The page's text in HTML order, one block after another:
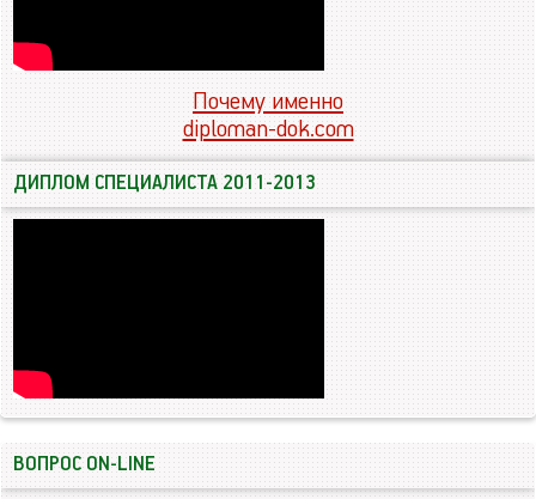
Почему именно
diploman-dok.com
ДИПЛОМ СПЕЦИАЛИСТА 2011-2013
ВОПРОС ON-LINE